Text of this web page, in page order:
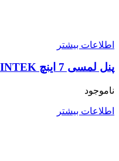
اطلاعات بیشتر
پنل لمسی 7 اینچ HMI WEINTEK
ناموجود
اطلاعات بیشتر